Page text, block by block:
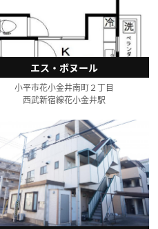
エス・ボヌール
小平市花小金井南町２丁目
西武新宿線花小金井駅